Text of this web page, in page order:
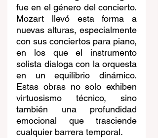
fue en el género del concierto.
Mozart llevó esta forma a
nuevas alturas, especialmente
con sus conciertos para piano,
en los que el instrumento
solista dialoga con la orquesta
en un equilibrio dinámico.
Estas obras no solo exhiben
virtuosismo técnico, sino
también una profundidad
emocional que trasciende
cualquier barrera temporal.